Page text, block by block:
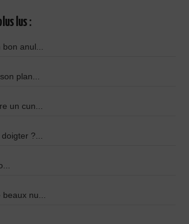
lus :
bon anul...
plan...
un cun...
?...
beaux nu...